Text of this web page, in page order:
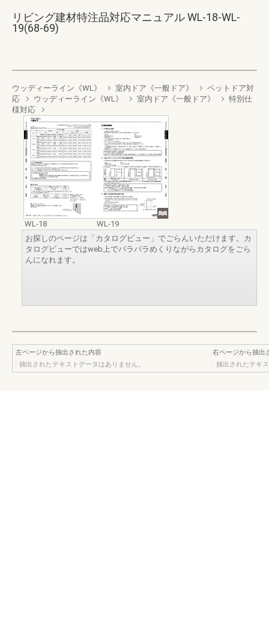
リビング建材特注品対応マニュアル WL-18-WL-
19(68-69)
ウッディーライン《WL》 室内ドア《一般ドア》
ペットドア対
応
ウッディーライン《WL》 室内ドア《一般ドア》
特別仕
様対応
WL-18
WL-19
お探しのページは「カタログビュー」でごらんいただけます。カ
タログビューではweb上でパラパラめくりながらカタログをごら
んになれます。
左ページから抽出された内容
抽出されたテキストデータはありません。
右ページから抽出
抽出されたテキ